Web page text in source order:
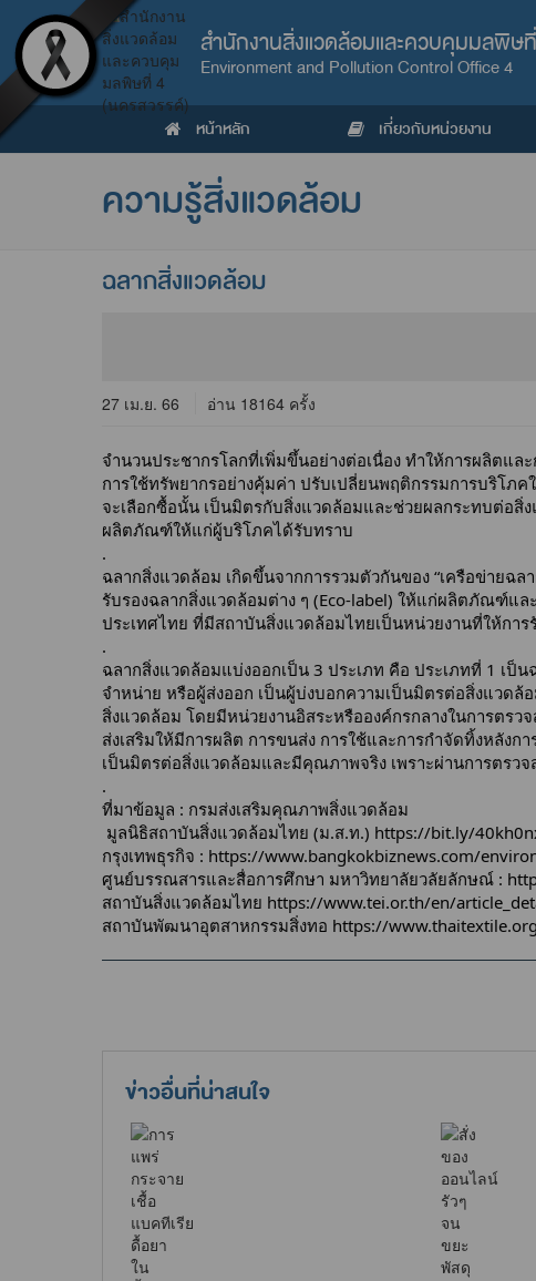
สำนักงานสิ่งแวดล้อมและควบคุมมลพิษ
Environment and Pollution Control Office 4
หน้าหลัก เกี่ยวกับหน่วยงาน
ความรู้สิ่งแวดล้อม
ฉลากสิ่งแวดล้อม
27 เม.ย. 66 อ่าน 18164 ครั้ง
จำนวนประชากรโลกที่เพิ่มขึ้นอย่างต่อเนื่อง ทำให้การผลิตแ
การใช้ทรัพยากรอย่างคุ้มค่า ปรับเปลี่ยนพฤติกรรมการบริโ
จะเลือกซื้อนั้น เป็นมิตรกับสิ่งแวดล้อมและช่วยผลกระทบต่อสิ่
ผลิตภัณฑ์ให้แก่ผู้บริโภคได้รับทราบ
.
ฉลากสิ่งแวดล้อม เกิดขึ้นจากการรวมตัวกันของ “เครือข่ายฉ
รับรองฉลากสิ่งแวดล้อมต่าง ๆ (Eco-label) ให้แก่ผลิตภัณฑ์แ
ประเทศไทย ที่มีสถาบันสิ่งแวดล้อมไทยเป็นหน่วยงานที่ให้การรั
.
ฉลากสิ่งแวดล้อมแบ่งออกเป็น 3 ประเภท คือ ประเภทที่ 1 เป็
จำหน่าย หรือผู้ส่งออก เป็นผู้บ่งบอกความเป็นมิตรต่อสิ่งแวด
สิ่งแวดล้อม โดยมีหน่วยงานอิสระหรือองค์กรกลางในการตร
ส่งเสริมให้มีการผลิต การขนส่ง การใช้และการกำจัดทิ้งหลัง
เป็นมิตรต่อสิ่งแวดล้อมและมีคุณภาพจริง เพราะผ่านการตร
.
ที่มาข้อมูล : กรมส่งเสริมคุณภาพสิ่งแวดล้อม
มูลนิธิสถาบันสิ่งแวดล้อมไทย (ม.ส.ท.) https://bit.ly/
กรุงเทพธุรกิจ : https://www.bangkokbiznews.com/
ศูนย์บรรณสารและสื่อการศึกษา มหาวิทยาลัยวลัยลักษณ์ :
สถาบันสิ่งแวดล้อมไทย https://www.tei.or.th/en/
สถาบันพัฒนาอุตสาหกรรมสิ่งทอ https://
ข่าวอื่นที่น่าสนใจ